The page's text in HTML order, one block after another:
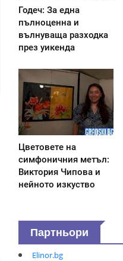
Годеч: За една
пълноценна и
вълнуваща разходка
през уикенда
Цветовете на
симфоничния метъл:
Виктория Чипова и
нейното изкуство
Партньори
Elinor.bg